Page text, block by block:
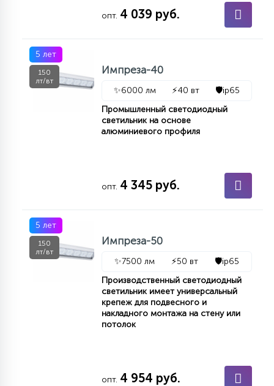
С УПРАВЛЕНИЕМ
АКСЕССУАРЫ
опт. 4 039 руб.
5 лет
150
лт/вт
Импреза-40
✨6000 лм ⚡40 вт 🛡️ip65
Промышленный светодиодный
светильник на основе
алюминиевого профиля
опт. 4 345 руб.
5 лет
150
лт/вт
Импреза-50
✨7500 лм ⚡50 вт 🛡️ip65
Производственный светодиодный
светильник имеет универсальный
крепеж для подвесного и
накладного монтажа на стену или
потолок
опт. 4 954 руб.